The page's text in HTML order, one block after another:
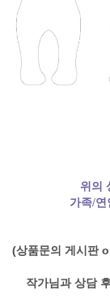
위의
가족/연
(상품문의 게시판
작가님과 상담